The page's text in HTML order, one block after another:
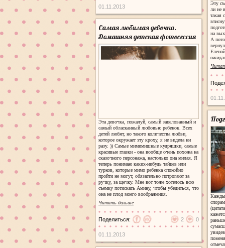
01.11.2013
Самая любимая девочка.
Домашняя детская фотосессия
Эта девочка, пожалуй, самый зацелованный и
самый обласканный любовью ребенок. Всех
детей любят, но такого количества любви,
которое окружает эту кроху, я не видела ни
разу. )) Самые мимимишные кудряшки, самые
красивые глазки - она вообще очень похожа на
сказочного персонажа, настолько она милая. Я
теперь понимаю каких-нибудь тайцев или
турков, которые мимо ребенка спокойно
пройти не могут, обязательно потрогают за
ручку, за щечку. Мне вот тоже хотелось всю
съемку потискать Амину, чтобы убедиться, что
она не плод моего воображения.
Читать дальше
Поделиться: 2 0
01.11.2013
Эту
ли не
такая
на
А